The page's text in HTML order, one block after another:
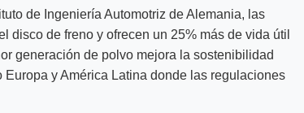
de Ingeniería Automotriz de Alemania, las
disco de freno y ofrecen un 25% más de vida útil
generación de polvo mejora la sostenibilidad
y América Latina donde las regulaciones